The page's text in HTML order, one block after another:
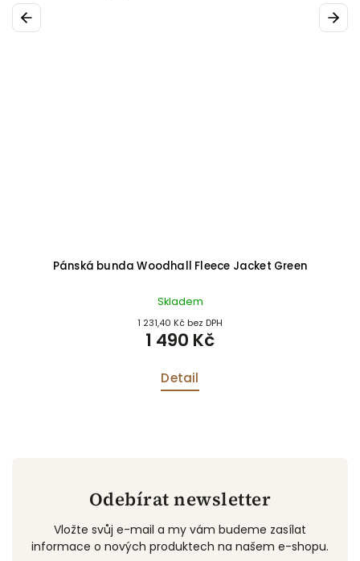
Previous
Pánská bunda Woodhall Fleece Jacket Green
Skladem
1 231,40 Kč bez DPH
1 490 Kč
Detail
Next
Odebírat newsletter
Vložte svůj e-mail a my vám budeme zasílat
informace o nových produktech na našem e-shopu.